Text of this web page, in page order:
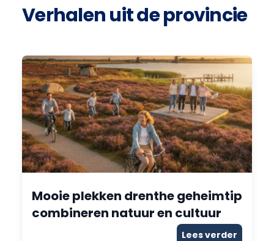
Verhalen uit de provincie
Mooie plekken drenthe geheimtip
combineren natuur en cultuur
Lees verder